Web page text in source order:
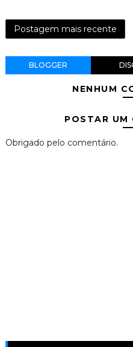
Postagem mais recente
BLOGGER
NENHUM
POSTAR UM
Obrigado pelo comentário.